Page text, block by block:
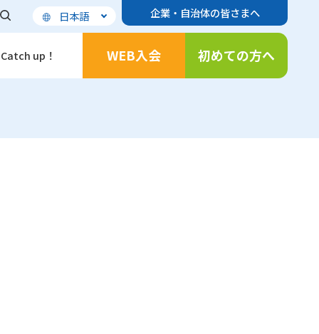
日本語 企業・自治体の皆さまへ
Catch up！ WEB入会 初めての方へ